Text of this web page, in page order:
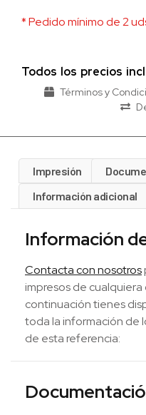
* Pedido mínimo de 2
Todos los precios
Términos y
Impresión
Información adicional
Información
Contacta con nosotros
impresos de
continuación tienes
toda la información de
de esta referencia: